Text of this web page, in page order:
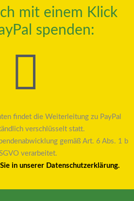
mit einem Klick
spenden:
findet die Weiterleitung zu PayPal
verschlüsselt statt.
gemäß Art. 6 Abs. 1 b
verarbeitet.
in unserer Datenschutzerklärung.